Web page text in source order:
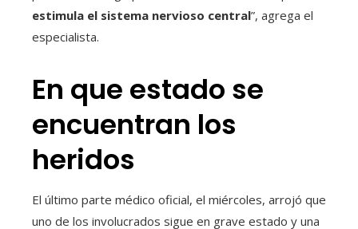
estimula el sistema nervioso central”, agrega el
especialista.
En que estado se
encuentran los
heridos
El último parte médico oficial, el miércoles, arrojó que
uno de los involucrados sigue en grave estado y una